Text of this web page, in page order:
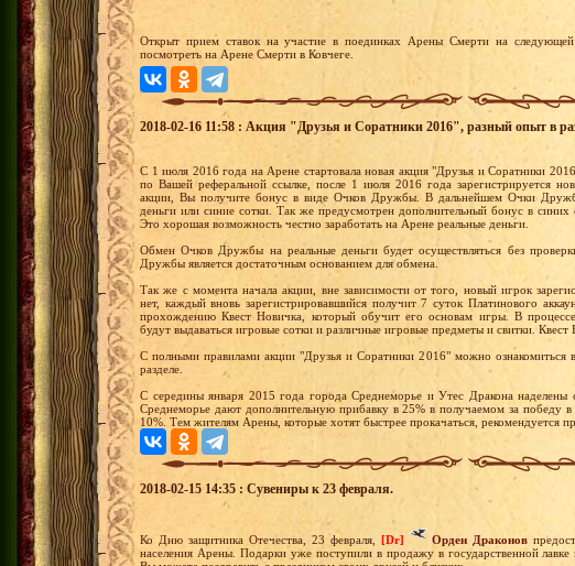
Открыт прием ставок на участие в поединках Арены Смерти на следующей
посмотреть на Арене Смерти в Ковчеге.
2018-02-16 11:58 : Акция "Друзья и Соратники 2016", разный опыт в
С 1 июля 2016 года на Арене стартовала новая акция "Друзья и Соратники
по Вашей реферальной ссылке, после 1 июля 2016 года зарегистрируется
акции, Вы получите бонус в виде Очков Дружбы. В дальнейшем Очки
деньги или синие сотки. Так же предусмотрен дополнительный бонус в синих
Это хорошая возможность честно заработать на Арене реальные деньги.
Обмен Очков Дружбы на реальные деньги будет осуществляться без
Дружбы является достаточным основанием для обмена.
Так же с момента начала акции, вне зависимости от того, новый игрок
нет, каждый вновь зарегистрировавшийся получит 7 суток Платинового
прохождению Квест Новичка, который обучит его основам игры. В
будут выдаваться игровые сотки и различные игровые предметы и свитки.
С полными правилами акции "Друзья и Соратники 2016" можно ознакомиться
разделе.
С середины января 2015 года города Среднеморье и Утес Дракона
Среднеморье дают дополнительную прибавку в 25% в получаемом за победу
10%. Тем жителям Арены, которые хотят быстрее прокачаться, рекомендуется
2018-02-15 14:35 : Сувениры к 23 февраля.
Ко Дню защитника Отечества, 23 февраля, [Dr] Орден Драконов
населения Арены. Подарки уже поступили в продажу в государственной